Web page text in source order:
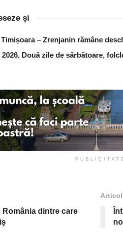
și
– Zrenjanin rămâne
2026. Două zile de sărbătoare,
România dintre care